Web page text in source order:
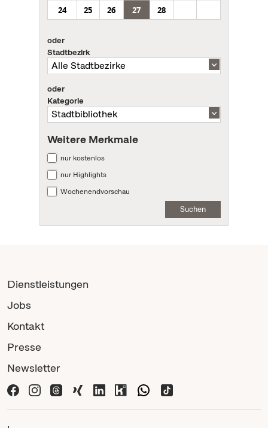
24
25 26 27 28
oder
Stadtbezirk
oder
Kategorie
Weitere Merkmale
nur kostenlos
nur Highlights
Wochenendvorschau
Suchen
Dienstleistungen
Jobs
Kontakt
Presse
Newsletter